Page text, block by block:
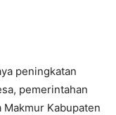
peningkatan
pemerintahan
Kabupaten